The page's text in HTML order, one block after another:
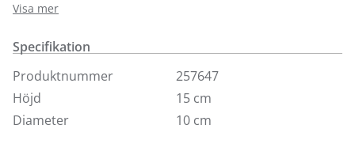
Ljusen finns endast att köpa på våra
inredningsavdelningar i Sollentuna och Kungens
Kurva. Färger i sortimentet kan variera. Välkommen in!
Visa mer
Specifikation
Produktnummer
257647
Höjd
15 cm
Diameter
10 cm